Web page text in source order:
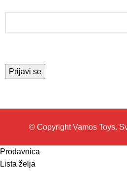
© Copyright Vamos Toys.
Prodavnica
Lista želja